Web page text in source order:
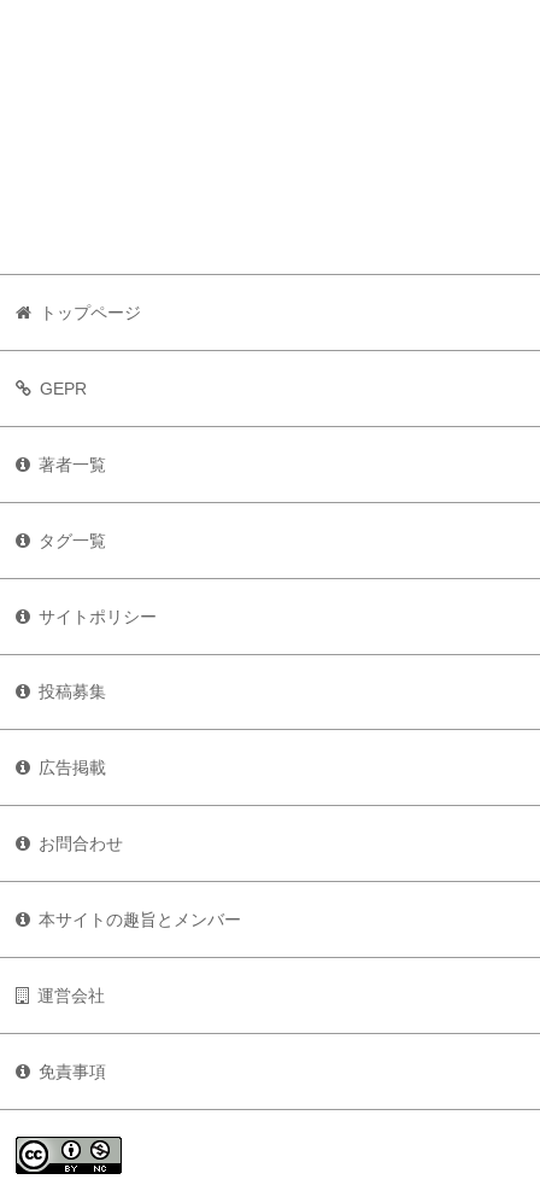
トップページ
GEPR
著者一覧
タグ一覧
サイトポリシー
投稿募集
広告掲載
お問合わせ
本サイトの趣旨とメンバー
運営会社
免責事項